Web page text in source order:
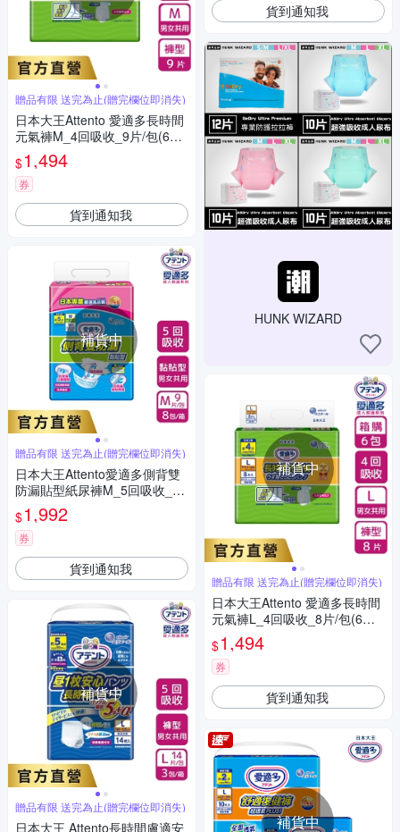
贈品有限 送完為止(贈完欄位即消失)
日本大王Attento 愛適多長時間
元氣褲M_4回吸收_9片/包(6包/
箱) 箱購
$1,494
券
貨到通知我
補貨中
贈品有限 送完為止(贈完欄位即消失)
日本大王Attento愛適多側背雙
防漏貼型紙尿褲M_5回吸收_箱
購(9片X8包)
$1,992
券
貨到通知我
補貨中
贈品有限 送完為止(贈完欄位即消失)
日本大王 Attento長時間膚適安
貨到通知我
HUNK WIZARD
補貨中
贈品有限 送完為止(贈完欄位即消失)
日本大王Attento 愛適多長時間
元氣褲L_4回吸收_8片/包(6包/
箱) 箱購
$1,494
券
貨到通知我
補貨中